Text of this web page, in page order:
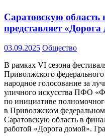
Саратовскую
представляет «Дорога
03.09.2025 Общество
В рамках VI сезона
Приволжского
народное голосование за
уличного искусства ПФО
по инициативе
в Приволжском
Саратовскую область в
работой «Дорога домой».